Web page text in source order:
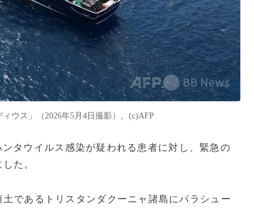
ウス」（2026年5月4日撮影）。(c)AFP
タウイルス感染が疑われる患者に対し、緊急の
た。
であるトリスタンダクーニャ諸島にパラシュー